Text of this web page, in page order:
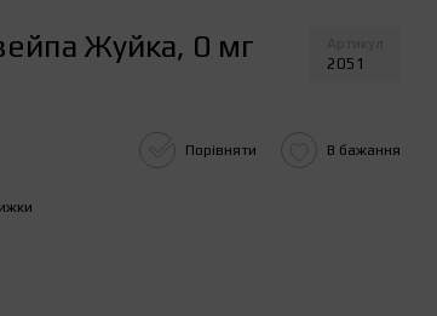
Жуйка, 0 мг 2051
Порівняти В бажання